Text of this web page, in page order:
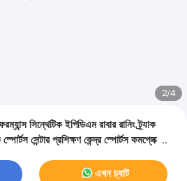
2/4
সিন্থেটিক ইপিডিএম রাবার রানিং ট্র্যাক
সেন্টার প্রশিক্ষণ কেন্দ্র স্পোর্টস কমপ্লেক্স
এখন চ্যাট